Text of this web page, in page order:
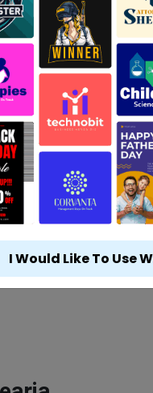
I Would Like To Use